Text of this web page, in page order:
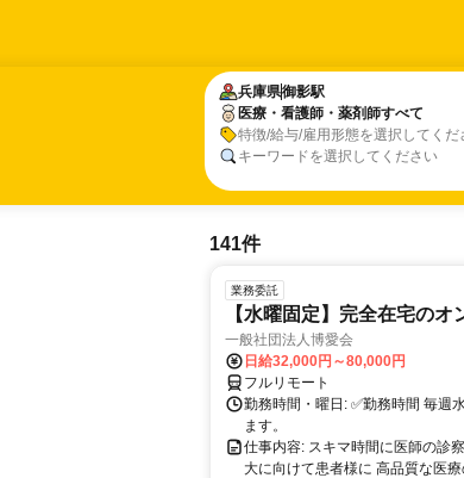
兵庫県御影駅
医療・看護師・薬剤師すべて
特徴/給与/雇用形態を選択してくだ
キーワードを選択してください
兵庫県御影駅
医療・看護師・薬剤師すべて
141件
業務委託
【水曜固定】完全在宅のオ
一般社団法人博愛会
日給32,000円～80,000円
フルリモート
勤務時間・曜日: ✅勤務時間 毎
ます。
仕事内容: スキマ時間に医師の診
大に向けて患者様に 高品質な医